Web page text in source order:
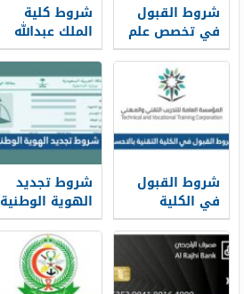
شروط القبول
في تخصص علم
النفس ونسب
القبول 1448
شروط كلية
الملك عبدالله
للدفاع الجوي
1448 ونسب
القبول
شروط القبول
في الكلية
التقنية بالاحساء
1448 ونسب
القبول
شروط تجديد
الهوية الوطنية
1448 قبل
انتهائها